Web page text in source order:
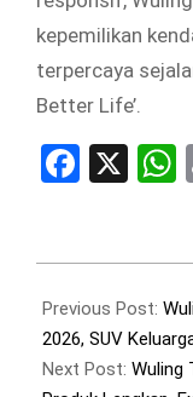
kepemilikan
terpercaya
Better Life’.
X
02-
06
Previous Post:
2026, SUV
Next Post: Wuling